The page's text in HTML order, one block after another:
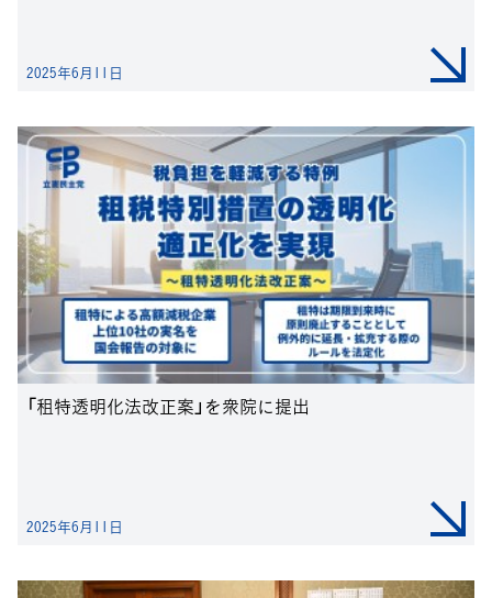
2025年6月11日
「租特透明化法改正案」を衆院に提出
2025年6月11日